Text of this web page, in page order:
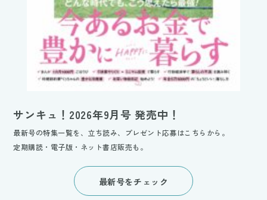
サンキュ！2026年9月号 発売中！
最新号の特集一覧を、立ち読み、プレゼント応募はこちらから。
定期購読・電子版・ネット書店販売も。
最新号をチェック